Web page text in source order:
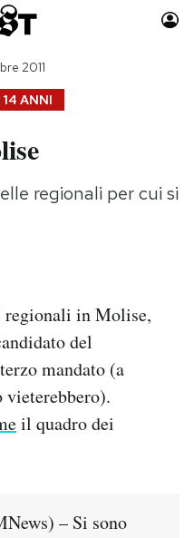
Moda
Consumismi
Europa
Altrecose
Mondiali calcio 2026
14 ANNI
2011
regionali per cui si
regionali in Molise,
del
mandato (a
vieterebbero).
il quadro dei
– Si sono